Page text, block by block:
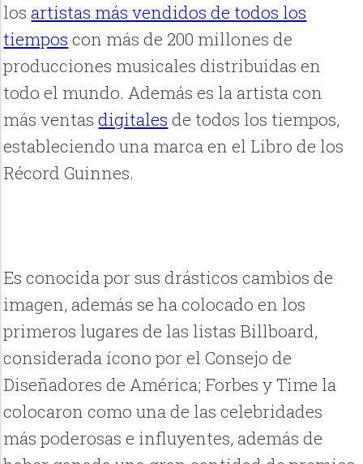
losartistas más vendidos de todos los
tiempos con más de 200 millones de
producciones musicales distribuidas en
todo el mundo. Además es la artista con
más ventasdigitales de todos los tiempos,
estableciendo una marca en el Libro de los
Récord Guinnes.
Es conocida por sus drásticos cambios de
imagen, además se ha colocado en los
primeros lugares de las listas Billboard,
considerada ícono por el Consejo de
Diseñadores de América; Forbes y Time la
colocaron como una de las celebridades
más poderosas e influyentes, además de